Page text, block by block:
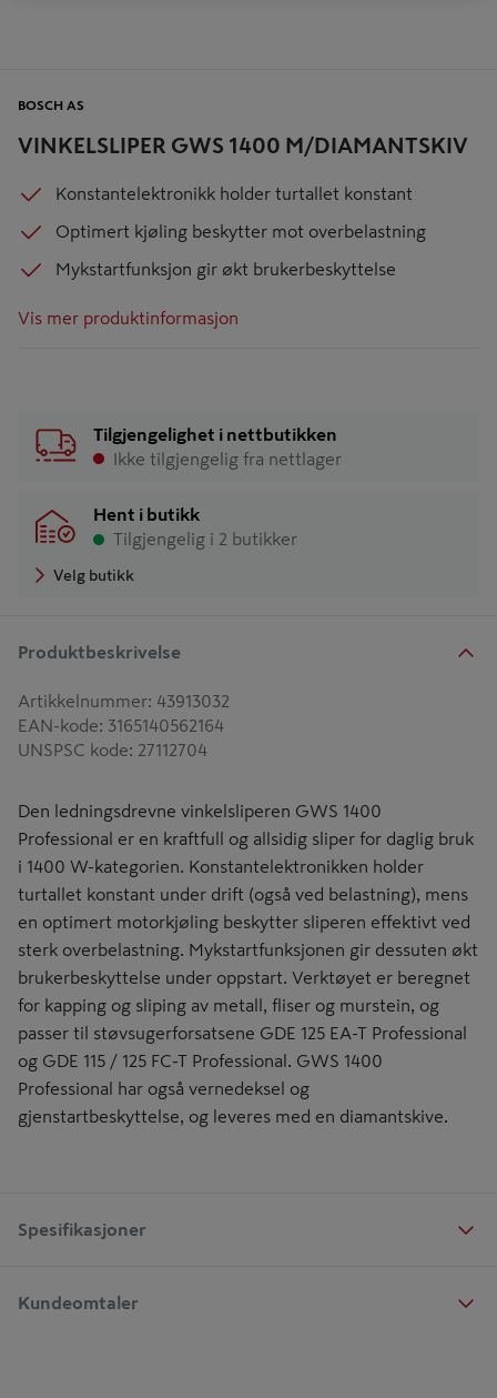
VINKELSLIPER GWS 1400 M/DIAMANTSKIV
BOSCH AS
Konstantelektronikk holder turtallet konstant
Optimert kjøling beskytter mot overbelastning
Mykstartfunksjon gir økt brukerbeskyttelse
Vis mer produktinformasjon
Tilgjengelighet i nettbutikken
Ikke tilgjengelig fra nettlager
Hent i butikk
Tilgjengelig i 2 butikker
Velg butikk
Produktbeskrivelse
Artikkelnummer: 43913032
EAN-kode: 3165140562164
UNSPSC kode: 27112704
Den ledningsdrevne vinkelsliperen GWS 1400
Professional er en kraftfull og allsidig sliper for daglig bruk
i 1400 W-kategorien. Konstantelektronikken holder
turtallet konstant under drift (også ved belastning), mens
en optimert motorkjøling beskytter sliperen effektivt ved
sterk overbelastning. Mykstartfunksjonen gir dessuten økt
brukerbeskyttelse under oppstart. Verktøyet er beregnet
for kapping og sliping av metall, fliser og murstein, og
passer til støvsugerforsatsene GDE 125 EA-T Professional
og GDE 115 / 125 FC-T Professional. GWS 1400
Professional har også vernedeksel og
gjenstartbeskyttelse, og leveres med en diamantskive.
Spesifikasjoner
Kundeomtaler